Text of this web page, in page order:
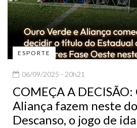
ESPORTE
06/09/2025 - 20h21
COMEÇA A
Aliança fazem neste
Descanso, o jogo de